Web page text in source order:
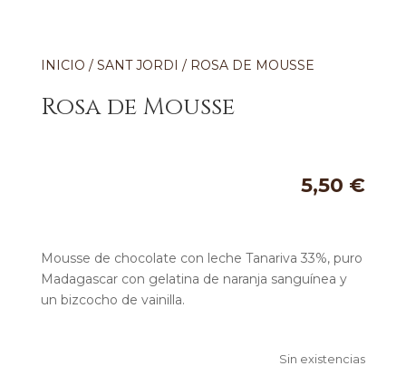
INICIO / SANT JORDI / ROSA DE MOUSSE
Rosa de Mousse
5,50 €
Mousse de chocolate con leche Tanariva 33%, puro
Madagascar con gelatina de naranja sanguínea y
un bizcocho de vainilla.
Sin existencias